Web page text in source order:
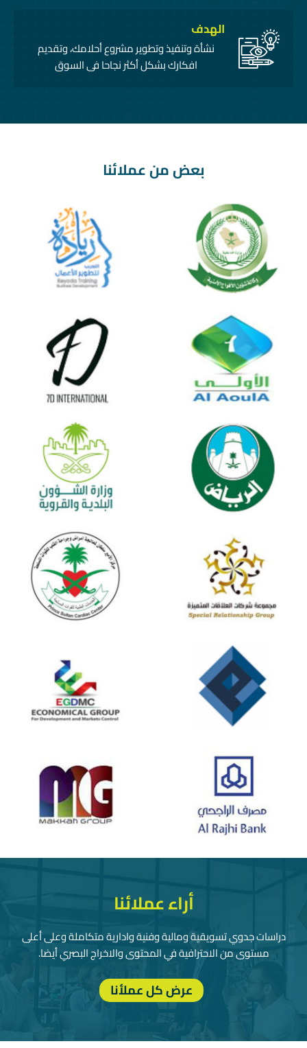
الهدف
نشأة وتنفيذ وتطوير مشروع أحلامك، وتقديم
افكارك بشكل أكثر نجاحا فى السوق
بعض من عملائنا
أراء عملائنا
دراسات جدوي تسويقية ومالية وفنية وادارية متكاملة وعلى أعلى
مستوى من الاحترافية في المحتوى والاخراج البصري أيضا.
عرض كل عملأنا